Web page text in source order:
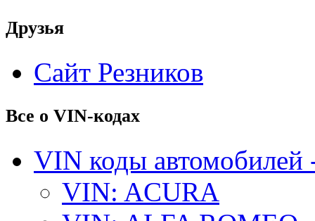
Друзья
Сайт Резников
Все о VIN-кодах
VIN коды автомобилей
VIN: ACURA